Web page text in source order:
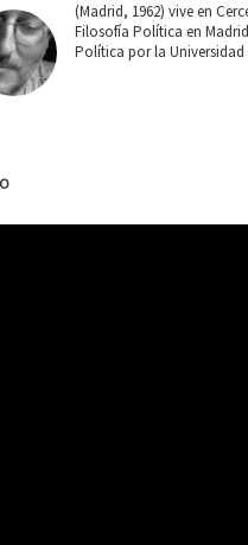
(Madrid, 1962) vive en
Filosofía Política en
Política por la